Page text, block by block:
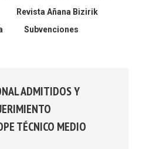
Revista Añana Bizirik
Subvenciones
ADMITIDOS Y
TÉCNICO MEDIO